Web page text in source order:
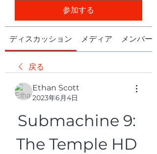
参加する
ディスカッション メディア メンバー
戻る
Ethan Scott
2023年6月4日
Submachine 9:
The Temple HD